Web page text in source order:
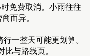
免费取消。小雨往往
而异。
一整天可能更划算。
与路线页。